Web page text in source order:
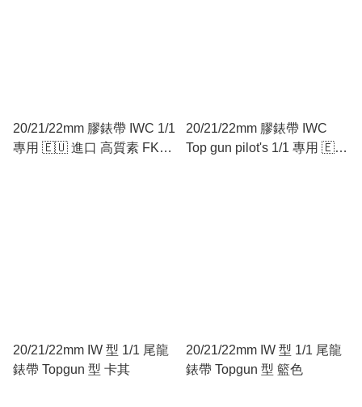
20/21/22mm 膠錶帶 IWC 1/1
專用 🇪🇺 進口 高質素 FKM
20/21/22mm 膠錶帶 IWC
Top gun pilot's 1/1 專用 🇪🇺
20/21/22mm IW 型 1/1 尾龍
錶帶 Topgun 型 卡其
20/21/22mm IW 型 1/1 尾龍
錶帶 Topgun 型 籃色